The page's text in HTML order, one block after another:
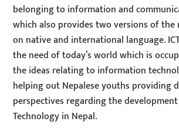
belonging to information and
which also provides two versions of the
on native and international language.
the need of today’s world which is
the ideas relating to information
helping out Nepalese youths providing
perspectives regarding the
Technology in Nepal.